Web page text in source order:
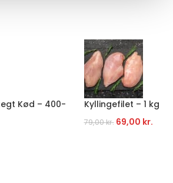
Kød – 400-
Kyllingefilet – 1 kg
79,00kr. 69,00 kr.